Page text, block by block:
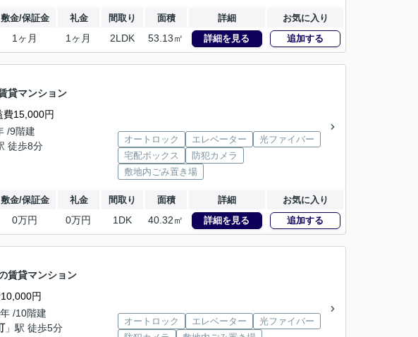
敷金/保証金 礼金 間取り 面積 詳細 お気に入り
1ヶ月 1ヶ月 2LDK 53.13㎡ 詳細を見る 追加する
貸マンション
費15,000円
/9階建
徒歩8分
オートロック エレベーター
光ファイバー
宅配ボックス
防犯カメラ
敷地内ごみ置き場
敷金/保証金 礼金 間取り 面積 詳細 お気に入り
0万円 0万円 1DK 40.32㎡ 詳細を見る 追加する
賃貸マンション
円
/10階建
」駅 徒歩5分
オートロック エレベーター
光ファイバー